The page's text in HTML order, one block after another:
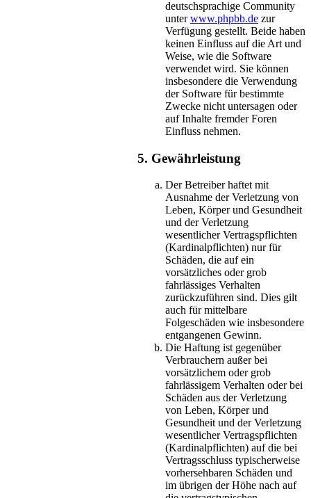
deutschsprachige Community
unterwww.phpbb.de zur
Verfügung gestellt. Beide haben
keinen Einfluss auf die Art und
Weise, wie die Software
verwendet wird. Sie können
insbesondere die Verwendung
der Software für bestimmte
Zwecke nicht untersagen oder
auf Inhalte fremder Foren
Einfluss nehmen.
5. Gewährleistung
Der Betreiber haftet mit
Ausnahme der Verletzung von
Leben, Körper und Gesundheit
und der Verletzung
wesentlicher Vertragspflichten
(Kardinalpflichten) nur für
Schäden, die auf ein
vorsätzliches oder grob
fahrlässiges Verhalten
zurückzuführen sind. Dies gilt
auch für mittelbare
Folgeschäden wie insbesondere
entgangenen Gewinn.
Die Haftung ist gegenüber
Verbrauchern außer bei
vorsätzlichem oder grob
fahrlässigem Verhalten oder bei
Schäden aus der Verletzung
von Leben, Körper und
Gesundheit und der Verletzung
wesentlicher Vertragspflichten
(Kardinalpflichten) auf die bei
Vertragsschluss typischerweise
vorhersehbaren Schäden und
im übrigen der Höhe nach auf